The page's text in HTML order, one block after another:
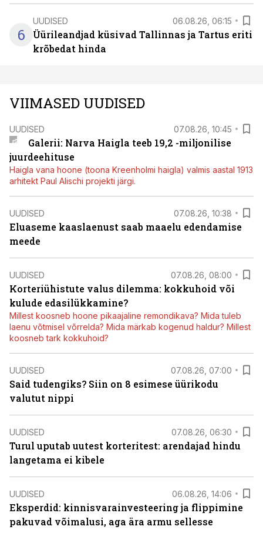
6
UUDISED 06.08.26, 06:15
Üürileandjad küsivad Tallinnas ja Tartus eriti
krõbedat hinda
VIIMASED UUDISED
UUDISED 07.08.26, 10:45
Galerii: Narva Haigla teeb 19,2 -miljonilise
juurdeehituse
Haigla vana hoone (toona Kreenholmi haigla) valmis aastal 1913
arhitekt Paul Alischi projekti järgi.
UUDISED 07.08.26, 10:38
Eluaseme kaaslaenust saab maaelu edendamise
meede
UUDISED 07.08.26, 08:00
Korteriühistute valus dilemma: kokkuhoid või
kulude edasilükkamine?
Millest koosneb hoone pikaajaline remondikava? Mida tuleb
laenu võtmisel võrrelda? Mida märkab kogenud haldur? Millest
koosneb tark kokkuhoid?
UUDISED 07.08.26, 07:00
Said tudengiks? Siin on 8 esimese üürikodu
valutut nippi
UUDISED 07.08.26, 06:30
Turul uputab uutest korteritest: arendajad hindu
langetama ei kibele
UUDISED 06.08.26, 14:06
Eksperdid: kinnisvarainvesteering ja flippimine
pakuvad võimalusi, aga ära armu sellesse